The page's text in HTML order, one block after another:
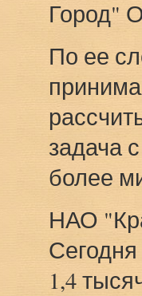
Город"
По ее
задача
более
НАО
1,4